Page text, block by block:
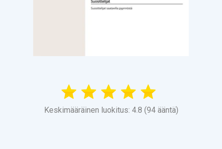
Keskimääräinen luokitus: 4.8 (94 ääntä)